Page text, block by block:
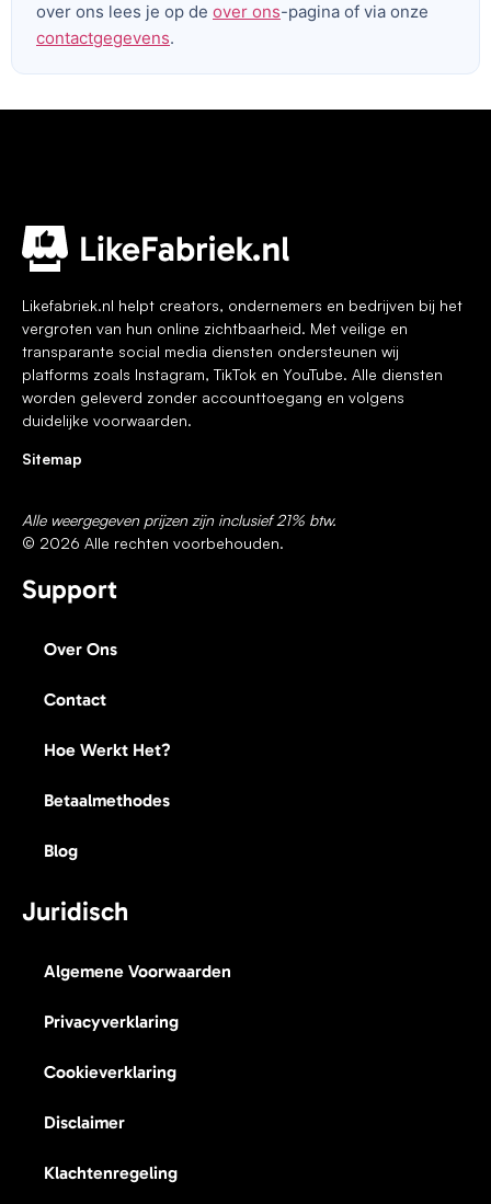
over ons lees je op de over ons-pagina of via onze
contactgegevens.
Likefabriek.nl helpt creators, ondernemers en bedrijven bij het
vergroten van hun online zichtbaarheid. Met veilige en
transparante social media diensten ondersteunen wij
platforms zoals Instagram, TikTok en YouTube. Alle diensten
worden geleverd zonder accounttoegang en volgens
duidelijke voorwaarden.
Sitemap
Alle weergegeven prijzen zijn inclusief 21% btw.
© 2026 Alle rechten voorbehouden.
Support
Over Ons
Contact
Hoe Werkt Het?
Betaalmethodes
Blog
Juridisch
Algemene Voorwaarden
Privacyverklaring
Cookieverklaring
Disclaimer
Klachtenregeling